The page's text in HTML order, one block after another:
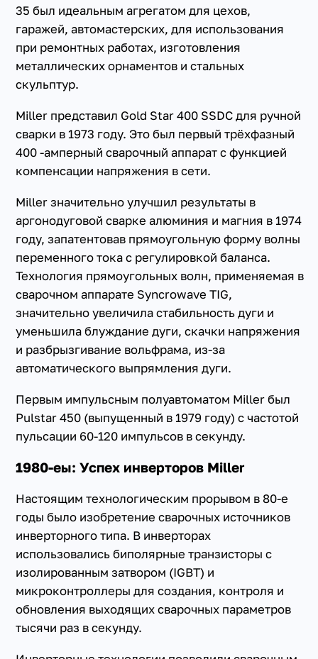
35 был идеальным агрегатом для цехов,
гаражей, автомастерских, для использования
при ремонтных работах, изготовления
металлических орнаментов и стальных
скульптур.
Miller представил Gold Star 400 SSDC для ручной
сварки в 1973 году. Это был первый трёхфазный
400 -амперный сварочный аппарат с функцией
компенсации напряжения в сети.
Miller значительно улучшил результаты в
аргонодуговой сварке алюминия и магния в 1974
году, запатентовав прямоугольную форму волны
переменного тока с регулировкой баланса.
Технология прямоугольных волн, применяемая в
сварочном аппарате Syncrowave TIG,
значительно увеличила стабильность дуги и
уменьшила блуждание дуги, скачки напряжения
и разбрызгивание вольфрама, из-за
автоматического выпрямления дуги.
Первым импульсным полуавтоматом Miller был
Pulstar 450 (выпущенный в 1979 году) с частотой
пульсации 60-120 импульсов в секунду.
1980-еы: Успех инверторов Miller
Настоящим технологическим прорывом в 80-е
годы было изобретение сварочных источников
инверторного типа. В инверторах
использовались биполярные транзисторы с
изолированным затвором (IGBT) и
микроконтроллеры для создания, контроля и
обновления выходящих сварочных параметров
тысячи раз в секунду.